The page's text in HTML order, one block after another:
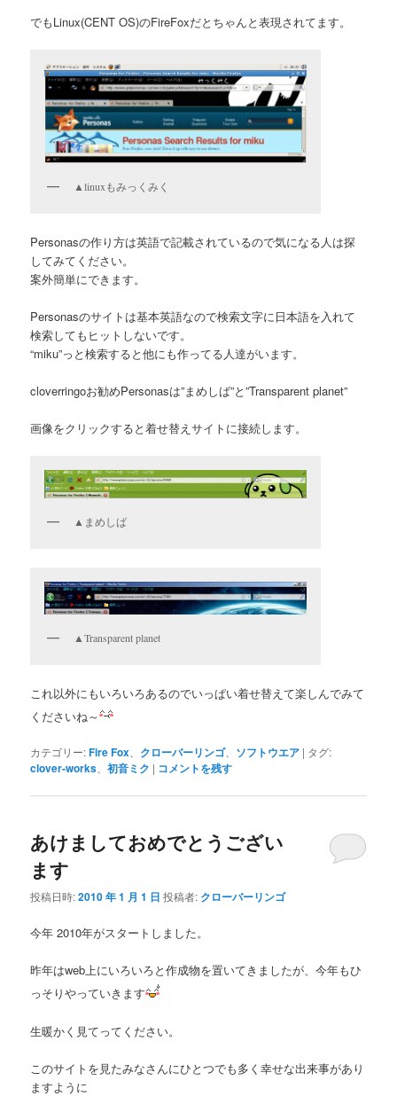
でもLinux(CENT OS)のFireFoxだとちゃんと表現されてます。
▲linuxもみっくみく
Personasの作り方は英語で記載されているので気になる人は探
してみてください。
案外簡単にできます。
Personasのサイトは基本英語なので検索文字に日本語を入れて
検索してもヒットしないです。
“miku”っと検索すると他にも作ってる人達がいます。
cloverringoお勧めPersonasは”まめしば”と”Transparent planet”
画像をクリックすると着せ替えサイトに接続します。
▲まめしば
▲Transparent planet
これ以外にもいろいろあるのでいっぱい着せ替えて楽しんでみて
くださいね～
カテゴリー:Fire Fox、 クローバーリンゴ、 ソフトウエア | タグ:
clover-works、初音ミク | コメントを残す
あけましておめでとうござい
ます
投稿日時:2010 年 1 月 1 日 投稿者: クローバーリンゴ
今年 2010年がスタートしました。
昨年はweb上にいろいろと作成物を置いてきましたが、今年もひ
っそりやっていきます
生暖かく見てってください。
このサイトを見たみなさんにひとつでも多く幸せな出来事があり
ますように